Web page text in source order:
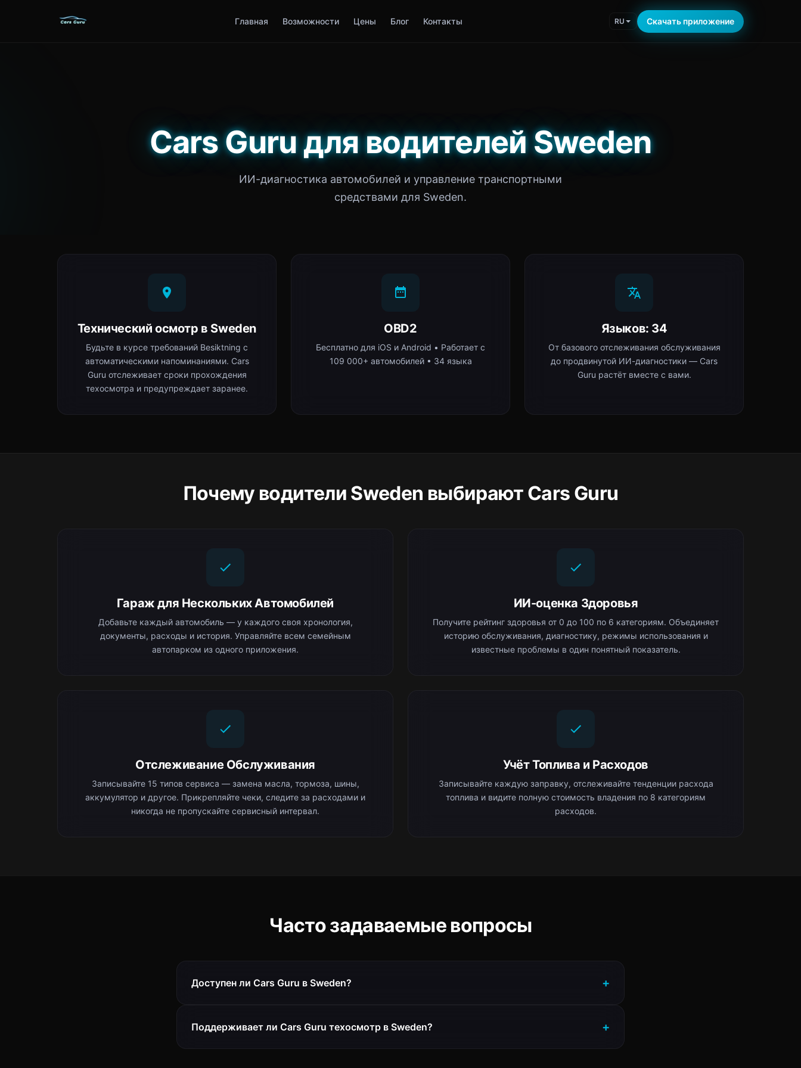
Главная Возможности Цены Блог Контакты RU Скачать приложение
Cars Guru для водителей Sweden
ИИ-диагностика автомобилей и управление транспортными
средствами для Sweden.
Технический осмотр в Sweden
Будьте в курсе требований Besiktning с
автоматическими напоминаниями. Cars
Guru отслеживает сроки прохождения
техосмотра и предупреждает заранее.
OBD2
Бесплатно для iOS и Android • Работает с
109 000+ автомобилей • 34 языка
Языков: 34
От базового отслеживания обслуживания
до продвинутой ИИ-диагностики — Cars
Guru растёт вместе с вами.
Почему водители Sweden выбирают Cars Guru
Гараж для Нескольких Автомобилей
Добавьте каждый автомобиль — у каждого своя хронология,
документы, расходы и история. Управляйте всем семейным
автопарком из одного приложения.
ИИ-оценка Здоровья
Получите рейтинг здоровья от 0 до 100 по 6 категориям. Объединяет
историю обслуживания, диагностику, режимы использования и
известные проблемы в один понятный показатель.
Отслеживание Обслуживания
Записывайте 15 типов сервиса — замена масла, тормоза, шины,
аккумулятор и другое. Прикрепляйте чеки, следите за расходами и
никогда не пропускайте сервисный интервал.
Учёт Топлива и Расходов
Записывайте каждую заправку, отслеживайте тенденции расхода
топлива и видите полную стоимость владения по 8 категориям
расходов.
Часто задаваемые вопросы
Доступен ли Cars Guru в Sweden?
Поддерживает ли Cars Guru техосмотр в Sweden?